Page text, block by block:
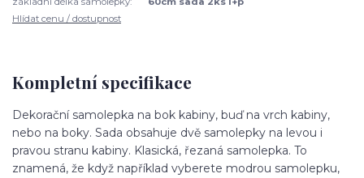
Hlídat cenu / dostupnost
Kompletní specifikace
Dekorační samolepka na bok kabiny, buď na vrch kabiny,
nebo na boky. Sada obsahuje dvě samolepky na levou i
pravou stranu kabiny. Klasická, řezaná samolepka. To
znamená, že když například vyberete modrou samolepku,